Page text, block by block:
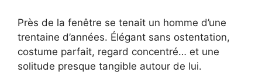
Près de la fenêtre se tenait un homme d’une
trentaine d’années. Élégant sans ostentation,
costume parfait, regard concentré… et une
solitude presque tangible autour de lui.